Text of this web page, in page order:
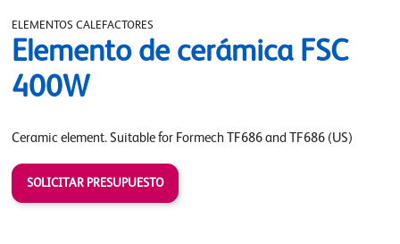
ELEMENTOS CALEFACTORES
Elemento de cerámica FSC
400W
Ceramic element. Suitable for Formech TF686 and TF686 (US)
SOLICITAR PRESUPUESTO